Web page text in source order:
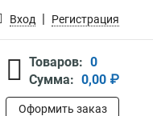
Вход Регистрация
Товаров: 0
Сумма: 0,00 ₽
Оформить заказ